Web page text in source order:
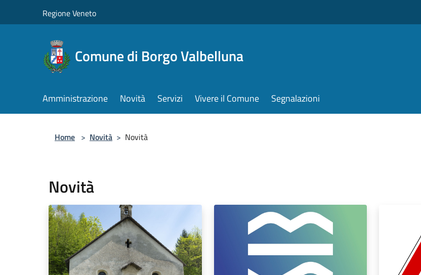
Regione Veneto
Comune di Borgo Valbelluna
Amministrazione Novità Servizi Vivere il Comune Segnalazioni
Home > Novità > Novità
Novità